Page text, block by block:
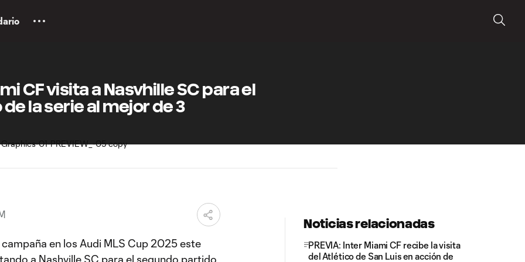
CF visita a Nasvhille SC para el
la serie al mejor de 3
en los Audi MLS Cup 2025 este
a Nashville SC para el segundo partido
Noticias relacionadas
PREVIA: Inter Miami CF recibe la visita
del Atlético de San Luis en acción de